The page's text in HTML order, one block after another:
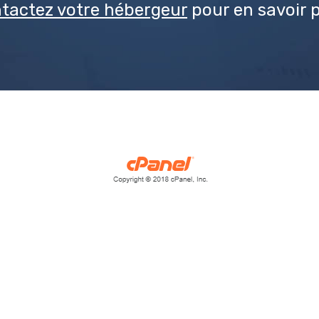
votre hébergeur pour en savoir